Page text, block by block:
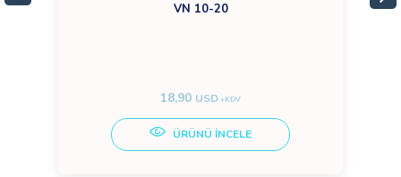
VN 10-20
18,90 USD+KDV
ÜRÜNÜ İNCELE